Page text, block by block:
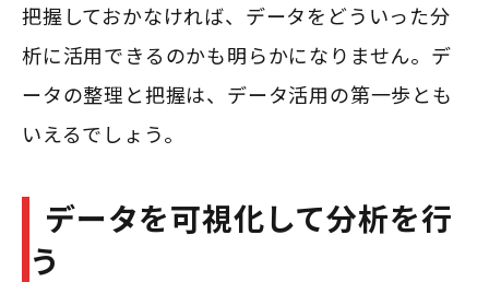
把握しておかなければ、データをどういった分
析に活用できるのかも明らかになりません。デ
ータの整理と把握は、データ活用の第一歩とも
いえるでしょう。
データを可視化して分析を行
う